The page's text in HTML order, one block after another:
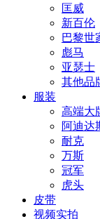
匡威
新百伦
巴黎世
彪马
亚瑟士
其他品
服装
高端大
阿迪达
耐克
万斯
冠军
虎头
皮带
视频实拍